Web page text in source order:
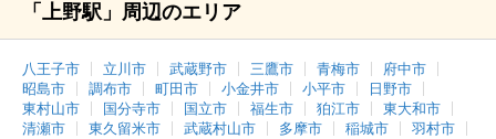
「上野駅」周辺のエリア
八王子市 立川市 武蔵野市 三鷹市 青梅市
府中市
昭島市
調布市 町田市 小金井市 小平市
日野市
東村山市
国分寺市 国立市 福生市 狛江市
東大和市
清瀬市
東久留米市 武蔵村山市 多摩市 稲城市
羽村市